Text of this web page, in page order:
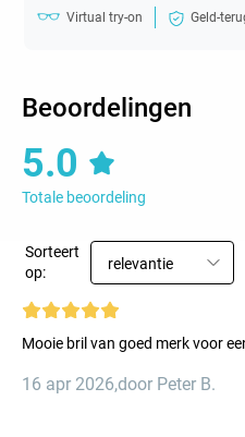
Virtual try-on Geld-
Beoordelingen
5.0
Totale beoordeling
Sorteert
op:
relevantie
Mooie bril van goed merk voor
16 apr 2026,door Peter B.